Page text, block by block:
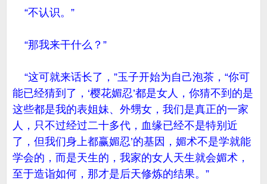
“不认识。”
“那我来干什么？”
“这可就来话长了，”玉子开始为自己泡茶，“你可
能已经猜到了，‘樱花媚忍’都是女人，你猜不到的是
这些都是我的表姐妹、外甥女，我们是真正的一家
人，只不过经过二十多代，血缘已经不是特别近
了，但我们身上都赢媚忍’的基因，媚术不是学就能
学会的，而是天生的，我家的女人天生就会媚术，
至于造诣如何，那才是后天修炼的结果。”